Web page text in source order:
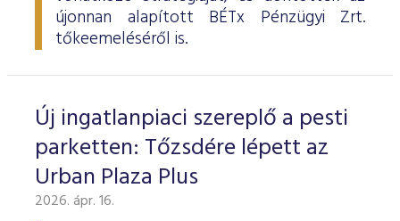
újonnan alapított BÉTx Pénzügyi Zrt.
tőkeemeléséről is.
Új ingatlanpiaci szereplő a pesti
parketten: Tőzsdére lépett az
Urban Plaza Plus
2026. ápr. 16.